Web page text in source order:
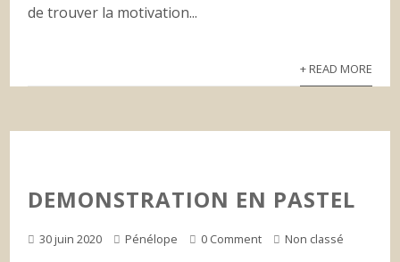
de trouver la motivation...
+ READ MORE
DEMONSTRATION EN PASTEL
30 juin 2020 Pénélope 0 Comment Non classé